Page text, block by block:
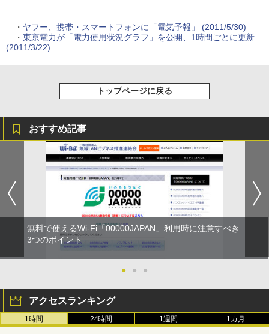
・ ヤフー、携帯・スマートフォンに「電気予報」 (2011/5/30)
・ 東京電力が「電力使用状況グラフ」を公開、1時間ごとに更新
(2011/3/22)
トップページに戻る
おすすめ記事
無料で使えるWi-Fi「00000JAPAN」利用時に注意すべき
3つのポイント
● ● ●
アクセスランキング
1時間 24時間 1週間 1カ月